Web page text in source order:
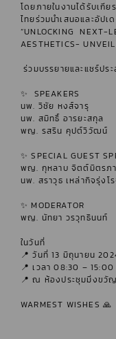
โดยภายในงานได้รับเกี
ไทยร่วมนำเสนอและอัป
“UNLOCKING NEXT-
AESTHETICS-
ร่วมบรรยายและแชร์ปร
✨ SPEAKERS
นพ. วิชัย หงส์จารุ
นพ. สมิทธิ์ อารยะสกุล
พญ. รสริน คุปต์วิวัฒน์
✨ SPECIAL GUEST
พญ. กุหลาบ จิตต์มิตรภ
นพ. สราวุธ เหล่ากิจรุ่งโ
✨ MODERATOR
พญ. นัทยา วรวุทธินนท์
ในวันที่
📍 วันที่ 13 มิถุนายน
📍 เวลา 08:30 – 15:00
📍 ณ ห้องประชุมมิ่งขวั
WARMEST WISHES 🙏